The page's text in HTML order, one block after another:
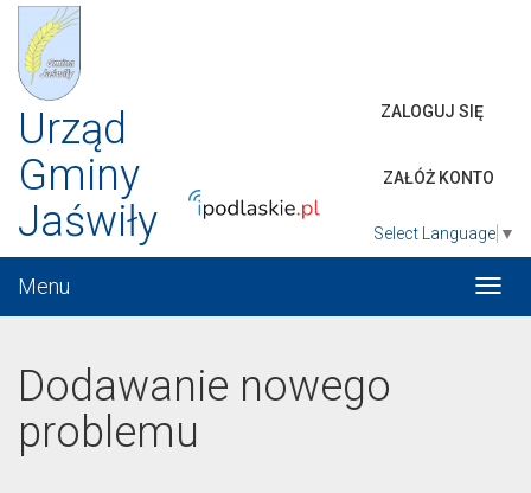
Urząd
Gminy
Jaświły
ZALOGUJ SIĘ
ZAŁÓŻ KONTO
Select Language ▼
Menu
Dodawanie nowego
problemu